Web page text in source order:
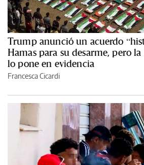
Trump anunció un acuerdo
Hamas para su desarme, pero
lo pone en evidencia
Francesca Cicardi